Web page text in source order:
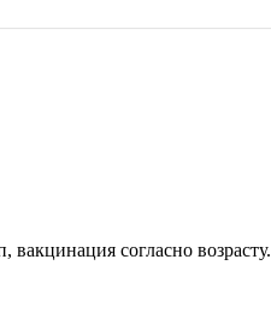
согласно возрасту.